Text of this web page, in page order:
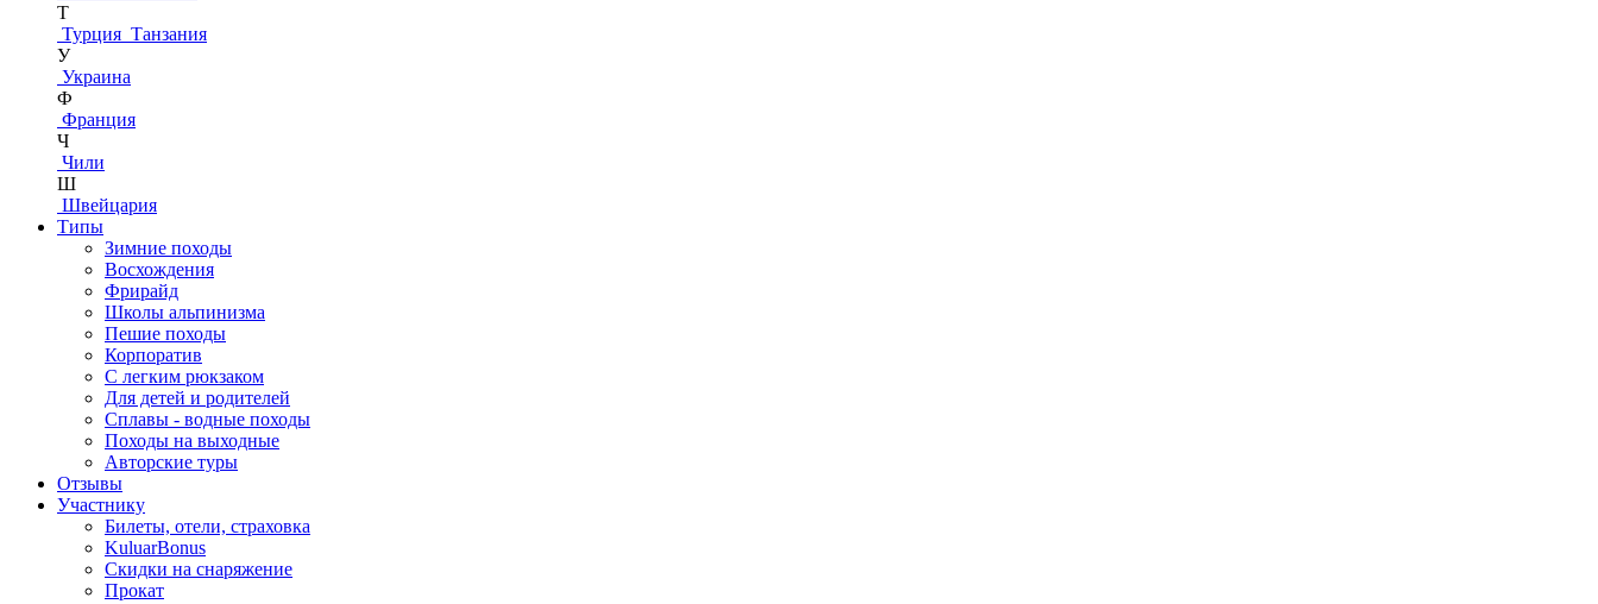
Т
Турция Танзания
У
Украина
Ф
Франция
Ч
Чили
Ш
Швейцария
Типы
Зимние походы
Восхождения
Фрирайд
Школы альпинизма
Пешие походы
Корпоратив
С легким рюкзаком
Для детей и родителей
Сплавы - водные походы
Походы на выходные
Авторские туры
Отзывы
Участнику
Билеты, отели, страховка
KuluarBonus
Скидки на снаряжение
Прокат